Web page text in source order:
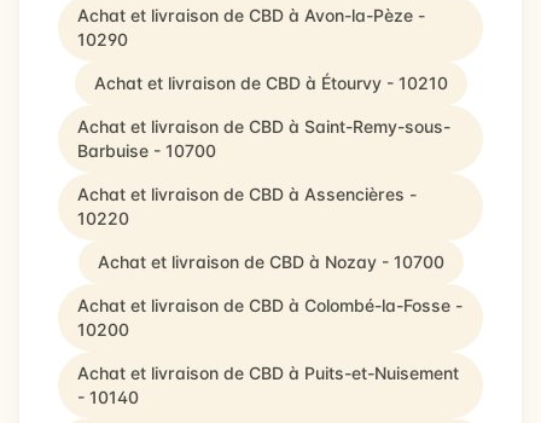
Achat et livraison de CBD à Avon-la-Pèze -
10290
Achat et livraison de CBD à Étourvy - 10210
Achat et livraison de CBD à Saint-Remy-sous-
Barbuise - 10700
Achat et livraison de CBD à Assencières -
10220
Achat et livraison de CBD à Nozay - 10700
Achat et livraison de CBD à Colombé-la-Fosse -
10200
Achat et livraison de CBD à Puits-et-Nuisement
- 10140